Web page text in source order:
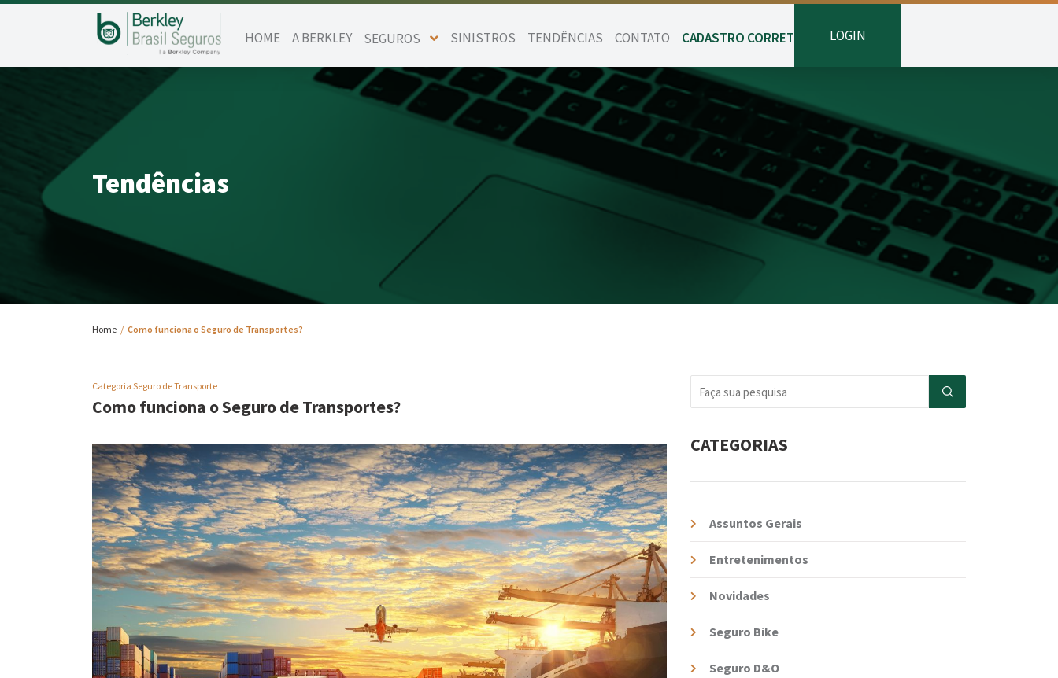
HOME A BERKLEY SEGUROS
BIKE
GARANTIA
TRANSPORTES
RESPONSABILIDADES
SINISTROS TENDÊNCIAS CONTATO CADASTRO CORRETOR LOGIN
Tendências
Home / Como funciona o Seguro de Transportes?
Categoria Seguro de Transporte
Como funciona o Seguro de Transportes?
CATEGORIAS
Assuntos Gerais
Entretenimentos
Novidades
Seguro Bike
Seguro D&O